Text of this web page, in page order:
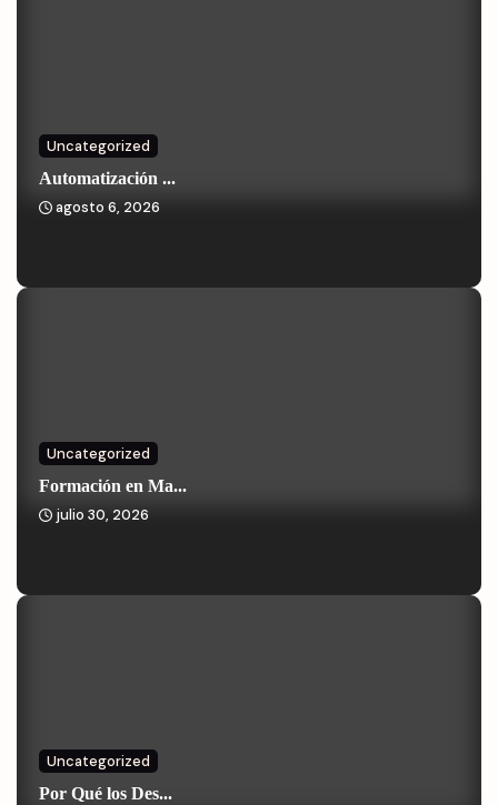
Uncategorized
Automatización ...
agosto 6, 2026
Uncategorized
Formación en Ma...
julio 30, 2026
Uncategorized
Por Qué los Des...